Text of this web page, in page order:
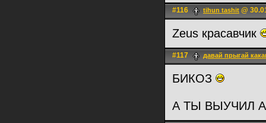
#116 tihun tashit @
Zeus красавчик
#117 давай прыгай
БИКОЗ
А ТЫ ВЫУЧИЛ